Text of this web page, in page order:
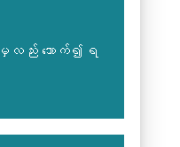
လည်း သောက်၍ရ